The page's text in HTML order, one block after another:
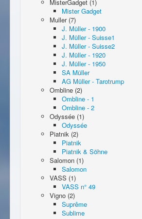
MisterGadget (1)
Mister Gadget
Muller (7)
J. Müller - 1900
J. Müller - Suisse1
J. Müller - Suisse2
J. Müller - 1920
J. Müller - 1950
SA Müller
AG Müller - Tarotrump
Ombline (2)
Ombline - 1
Ombline - 2
Odyssée (1)
Odyssée
Piatnik (2)
Piatnik
Piatnik & Söhne
Salomon (1)
Salomon
VASS (1)
VASS n° 49
Vigno (2)
Suprême
Sublime